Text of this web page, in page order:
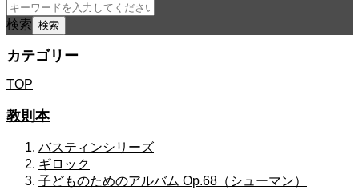
検索
カテゴリー
TOP
教則本
バスティンシリーズ
ギロック
子どものためのアルバム Op.68（シューマン）